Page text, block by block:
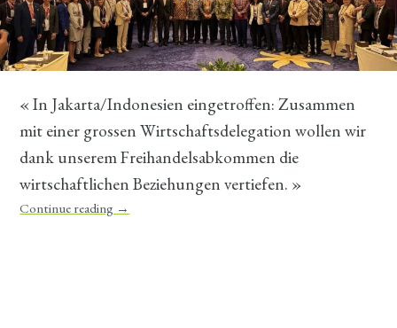
« In Jakarta/Indonesien eingetroffen: Zusammen
mit einer grossen Wirtschaftsdelegation wollen wir
dank unserem Freihandelsabkommen die
wirtschaftlichen Beziehungen vertiefen. »
Continue reading →